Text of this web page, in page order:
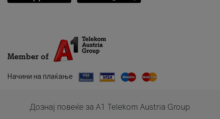
Member of
Начини на плаќање
Дознај повеќе за A1 Telekom Austria Group